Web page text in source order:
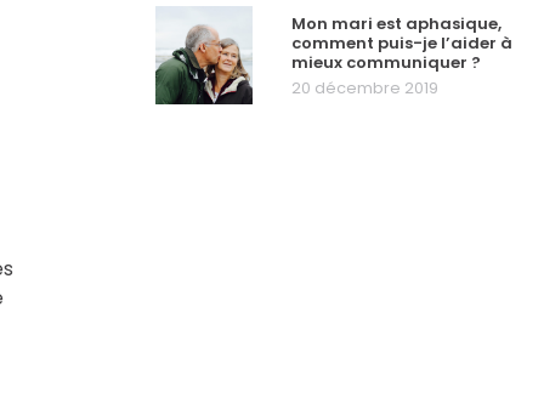
Mon mari est aphasique,
comment puis-je l’aider à
mieux communiquer ?
20 décembre 2019